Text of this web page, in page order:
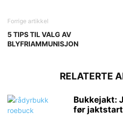
Forrige artikkel
5 TIPS TIL VALG AV
BLYFRIAMMUNISJON
RELATERTE
Bukkejakt:
før jaktstart